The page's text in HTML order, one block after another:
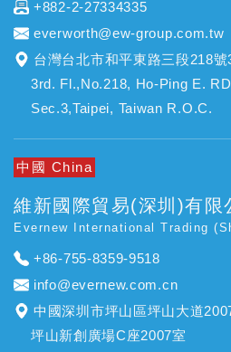
+882-2-27334335
everworth@ew-group.com.tw
台灣台北市和平東路三段218號
3rd. Fl.,No.218, Ho-Ping E.
Sec.3,Taipei, Taiwan R.O.C.
中國 China
維新國際貿易(深圳)有限
Evernew International Trading
+86-755-8359-9518
info@evernew.com.cn
中國深圳市坪山區坪山大道
坪山新創廣場C座2007室